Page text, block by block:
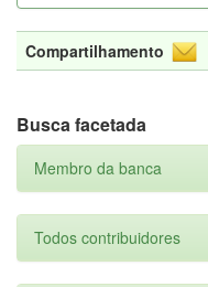
Compartilhamento
Busca facetada
Membro da banca
Todos contribuidores